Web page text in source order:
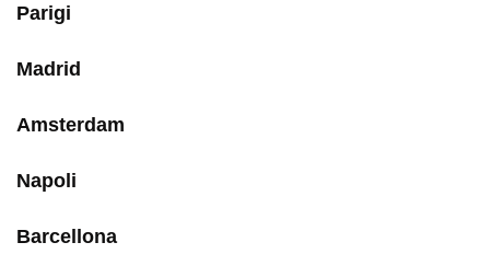
Parigi
Madrid
Amsterdam
Napoli
Barcellona